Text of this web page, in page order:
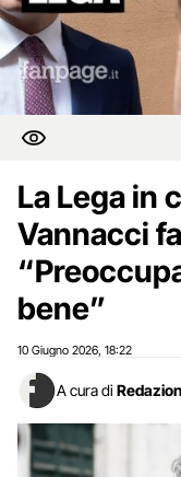
La Lega in
Vannacci
bene”
10 Giugno 2026 18:22
A cura di